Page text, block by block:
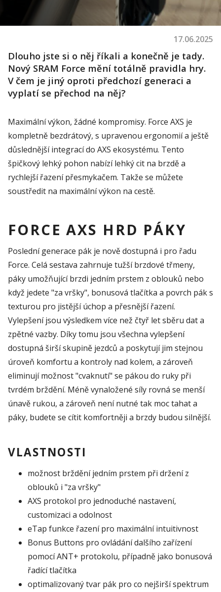
17.06.2025
Dlouho jste si o něj říkali a konečně je tady.
Nový SRAM Force mění totálně pravidla hry.
V čem je jiný oproti předchozí generaci a
vyplatí se přechod na něj?
Maximální výkon, žádné kompromisy. Force AXS je
kompletně bezdrátový, s upravenou ergonomií a ještě
důslednější integrací do AXS ekosystému. Tento
špičkový lehký pohon nabízí lehký cit na brzdě a
rychlejší řazení přesmykačem. Takže se můžete
soustředit na maximální výkon na cestě.
FORCE AXS HRD PÁKY
Poslední generace pák je nově dostupná i pro řadu
Force. Celá sestava zahrnuje tužší brzdové třmeny,
páky umožňující brzdi jedním prstem z oblouků nebo
když jedete "za vršky", bonusová tlačítka a povrch pák s
texturou pro jistější úchop a přesnější řazení.
Vylepšení jsou výsledkem více než čtyř let sběru dat a
zpětné vazby. Díky tomu jsou všechna vylepšení
dostupná širší skupině jezdců a poskytují jim stejnou
úroveň komfortu a kontroly nad kolem, a zároveň
eliminují možnost "cvaknutí" se pákou do ruky při
tvrdém brždění. Méně vynaložené síly rovná se menší
únavě rukou, a zároveň není nutné tak moc tahat a
páky, budete se cítit komfortněji a brzdy budou silnější.
VLASTNOSTI
možnost brždění jedním prstem při držení z
oblouků i "za vršky"
AXS protokol pro jednoduché nastavení,
customizaci a odolnost
eTap funkce řazení pro maximální intuitivnost
Bonus Buttons pro ovládání dalšího zařízení
pomocí ANT+ protokolu, případně jako bonusová
řadící tlačítka
optimalizovaný tvar pák pro co nejširší spektrum